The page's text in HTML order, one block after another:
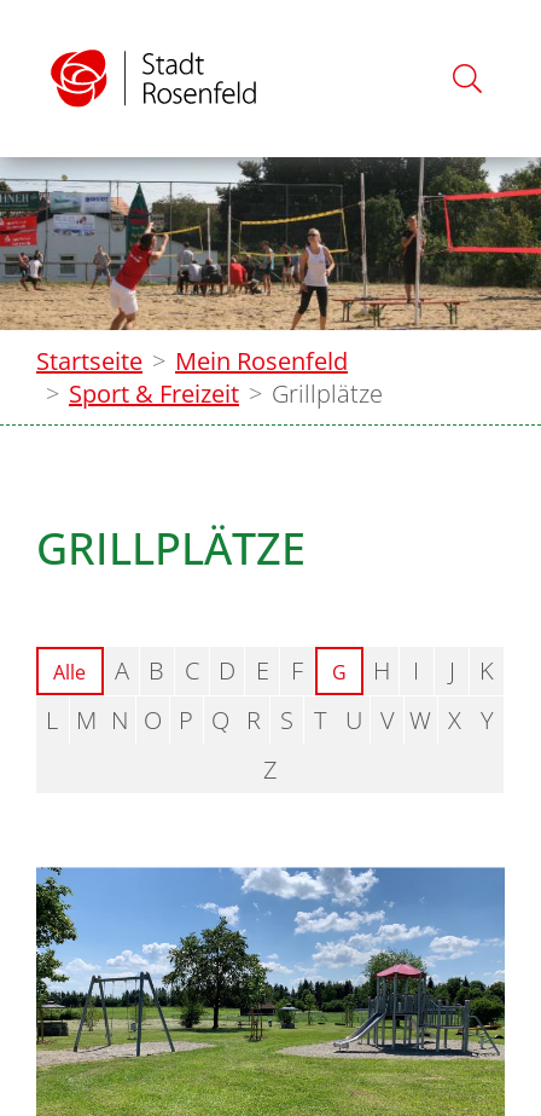
Startseite
Mein Rosenfeld
Sport & Freizeit
Grillplätze
GRILLPLÄTZE
Alle A B C D E F G H I J
K
L
M N O P Q R S T U V W X
Y
Z